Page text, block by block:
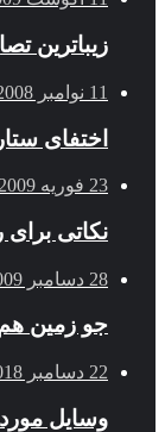
زيباترين
اختفای
نکاتی برای
جو زمين هم
وسایل مورد